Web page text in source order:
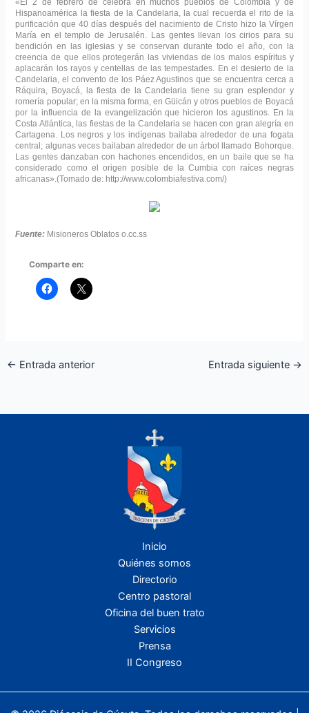
«El 2 de febrero de celebra en muchos pueblos de Colombia y de
Hispanoamérica la fiesta de la Candelaria, la cual recuerda el rito de la
purificación que 40 días después del nacimiento de Cristo hizo la Vírgen
María en el templo de Jerusalén. Las gentes llevan los cirios para su
bendición en las iglesias y se conservan durante todo el año, con la
creencia de que ellos protegerán las viviendas de los malos espíritus y
aplacarán los rayos y centellas de las tempestades. En el desierto de la
Candelaria, el convento de los Páez Agustinos que se encuentra cerca a
Ráquira, Boyacá, la fiesta de la Candelaria tiene su gran esplendor y
romería popular; en la misma forma, en Güicán y otros pueblos de Boyacá
por la influencia de la evangelización que hicieron los agustinos. En la
Costa Atlántica, las fiestas de la Candelaria se hacen con gran alegría en
Cartagena. Los negros y los indígenas bailaba alrededor de una fogata
central; algunas veces bailaban alrededor de un árbol llamado Bohorque.
Las gentes danzaban con hachones encendidos, en un baile que se ha
considerado como el origen posible de la Cumbia con raíces negras
africanas».(Tomado de: http://www.colombiafestiva.com/)
Fuente: Misioneros Oblatos o.cc.ss
Comparte en:
← Entrada anterior Entrada siguiente →
Inicio
Quiénes somos
Directorio
Centro pastoral
Oficina del buen trato
Servicios
Prensa
II Congreso